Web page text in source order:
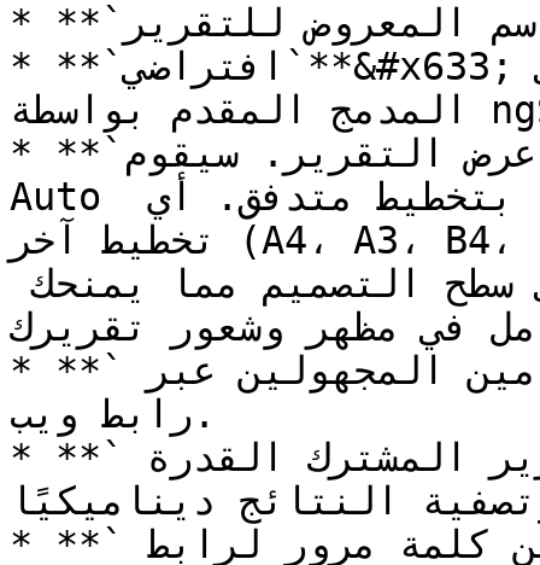
* **`اسم التقرير`** الاسم المعروض للتقرير.
* **`افتراضي`**&#x633;يحل محل التقرير الافتراضي
المدمج المقدم بواسطة ngSurvey لهذا الاستبيان.
* **`تخطيط الصفحة`** يحدد كيفية عرض التقرير. سيقوم
Auto بترتيب عناصر التقرير تلقائيًا بتخطيط متدفق. أي
تخطيط آخر (A4، A3، B4، Letter، Legal) سيسمح لك
بوضع عناصر التقرير بحرية على سطح التصميم مما يمنحك
في مظهر وشعور تقريرك.
* **`مشاركة التقرير`** مع المستخدمين المجهولين عبر
رابط ويب.
* **`تصفية النتائج`** منح التقرير المشترك القدرة
النتائج ديناميكيًا.
* **`كلمة مرور الوصول`** تعيّن كلمة مرور لرابط